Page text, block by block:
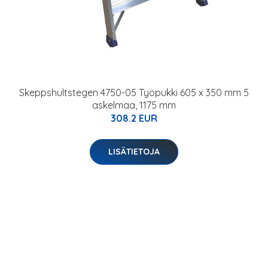
Skeppshultstegen 4750-05 Työpukki 605 x 350 mm 5
askelmaa, 1175 mm
308.2 EUR
LISÄTIETOJA